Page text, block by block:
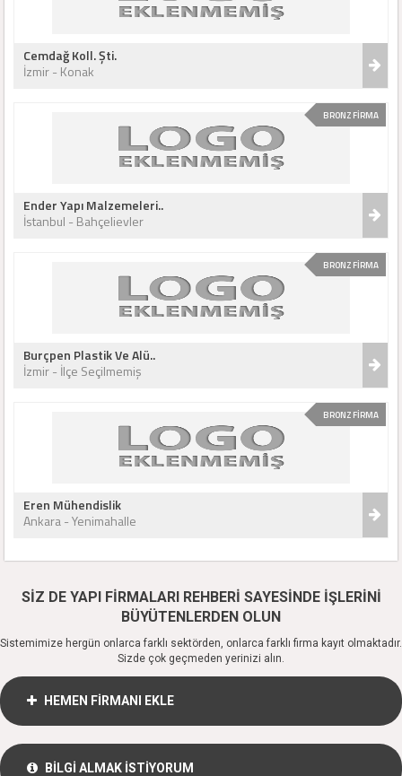
Cemdağ Koll. Şti.
İzmir - Konak
BRONZ FİRMA
Ender Yapı Malzemeleri..
İstanbul - Bahçelievler
BRONZ FİRMA
Burçpen Plastik Ve Alü..
İzmir - İlçe Seçilmemiş
BRONZ FİRMA
Eren Mühendislik
Ankara - Yenimahalle
SİZ DE YAPI FİRMALARI REHBERİ SAYESİNDE İŞLERİNİ
BÜYÜTENLERDEN OLUN
Sistemimize hergün onlarca farklı sektörden, onlarca farklı firma kayıt olmaktadır.
Sizde çok geçmeden yerinizi alın.
HEMEN FİRMANI EKLE
BİLGİ ALMAK İSTİYORUM